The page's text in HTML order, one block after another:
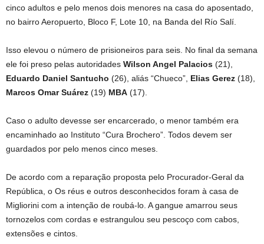
cinco adultos e pelo menos dois menores na casa do aposentado,
no bairro Aeropuerto, Bloco F, Lote 10, na Banda del Río Salí.
Isso elevou o número de prisioneiros para seis. No final da semana
ele foi preso pelas autoridades Wilson Angel Palacios (21),
Eduardo Daniel Santucho (26), aliás “Chueco”, Elias Gerez (18),
Marcos Omar Suárez (19) MBA (17).
Caso o adulto devesse ser encarcerado, o menor também era
encaminhado ao Instituto “Cura Brochero”. Todos devem ser
guardados por pelo menos cinco meses.
De acordo com a reparação proposta pelo Procurador-Geral da
República, o Os réus e outros desconhecidos foram à casa de
Migliorini com a intenção de roubá-lo. A gangue amarrou seus
tornozelos com cordas e estrangulou seu pescoço com cabos,
extensões e cintos.